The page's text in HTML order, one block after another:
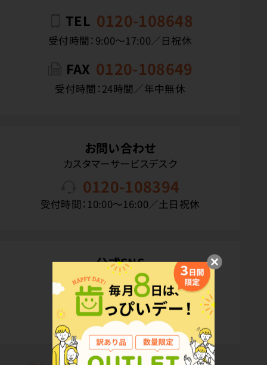
TEL 0120-108648
受付時間：9:00〜17:00／日祝休
FAX 0120-108649
受付時間：24時間／年中無休
お問い合わせ
カスタマーサービスデスク
0120-108394
受付時間：10:00〜16:00／土日祝休
公式SNS